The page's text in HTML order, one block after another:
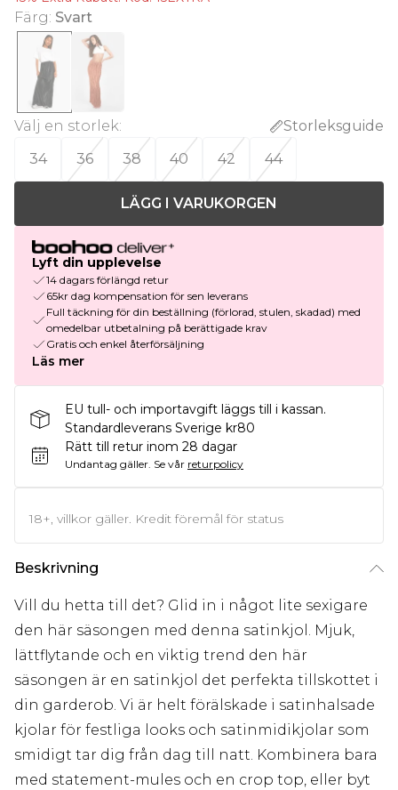
Färg: Svart
Välj en storlek:
Storleksguide
34
36 38 40 42 44
LÄGG I VARUKORGEN
Lyft din upplevelse
14 dagars förlängd retur
65kr dag kompensation för sen leverans
Full täckning för din beställning (förlorad, stulen, skadad) med
omedelbar utbetalning på berättigade krav
Gratis och enkel återförsäljning
Läs mer
EU tull- och importavgift läggs till i kassan.
Standardleverans Sverige kr80
Rätt till retur inom 28 dagar
Undantag gäller. Se vår returpolicy
18+, villkor gäller. Kredit föremål för status
Beskrivning
Vill du hetta till det? Glid in i något lite sexigare
den här säsongen med denna satinkjol. Mjuk,
lättflytande och en viktig trend den här
säsongen är en satinkjol det perfekta tillskottet i
din garderob. Vi är helt förälskade i satinhalsade
kjolar för festliga looks och satinmidikjolar som
smidigt tar dig från dag till natt. Kombinera bara
med statement-mules och en crop top, eller byt